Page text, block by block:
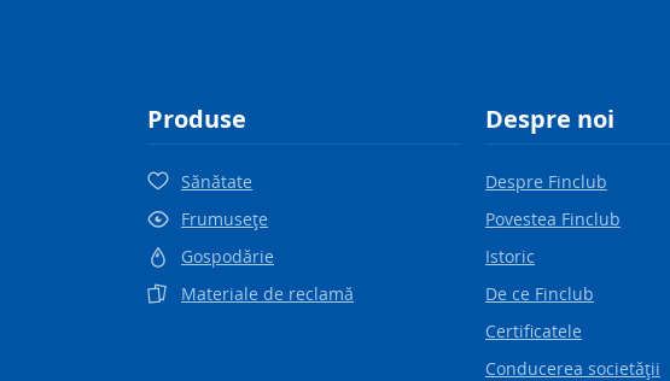
Produse
Sănătate
Frumuseţe
Gospodărie
Materiale de reclamă
Despre noi
Despre Finclub
Povestea Finclub
Istoric
De ce Finclub
Certificatele
Conducerea societăţii